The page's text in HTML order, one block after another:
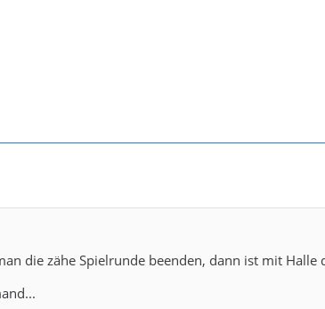
die zähe Spielrunde beenden, dann ist mit